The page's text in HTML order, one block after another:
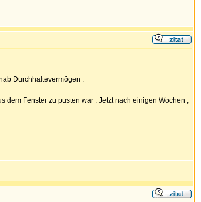
Durchhaltevermögen .
dem Fenster zu pusten war . Jetzt nach einigen Wochen ,